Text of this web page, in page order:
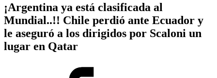
¡Argentina ya está clasificada al
Mundial..!! Chile perdió ante Ecuador y
le aseguró a los dirigidos por Scaloni un
lugar en Qatar